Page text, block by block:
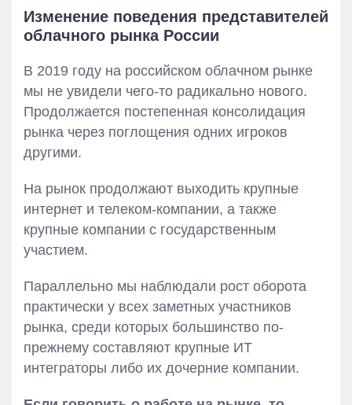
Изменение поведения представителей
облачного рынка России
В 2019 году на российском облачном рынке
мы не увидели чего-то радикально нового.
Продолжается постепенная консолидация
рынка через поглощения одних игроков
другими.
На рынок продолжают выходить крупные
интернет и телеком-компании, а также
крупные компании с государственным
участием.
Параллельно мы наблюдали рост оборота
практически у всех заметных участников
рынка, среди которых большинство по-
прежнему составляют крупные ИТ
интеграторы либо их дочерние компании.